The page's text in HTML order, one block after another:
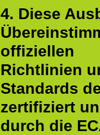
4. Diese
offiziellen
Richtlinien
Standards
zertifiziert
durch die